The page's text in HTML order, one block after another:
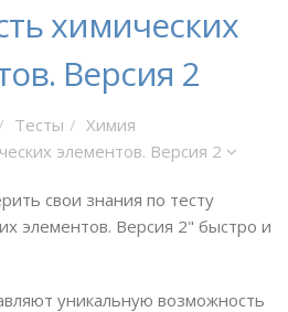
химических
Версия 2
Тесты
Химия
элементов. Версия 2
свои знания по тесту
элементов. Версия 2" быстро и
уникальную возможность